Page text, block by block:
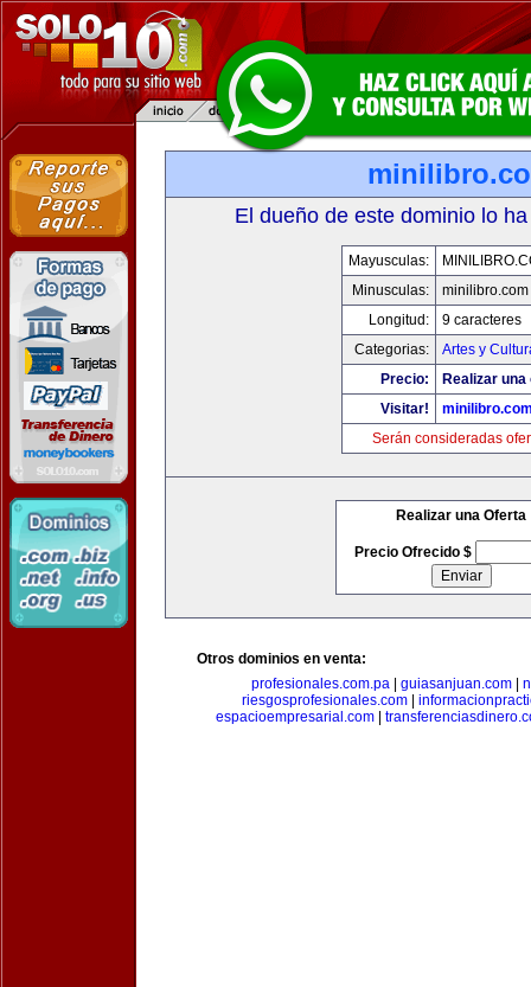
El dueño de este dominio lo
Mayusculas:
Minusculas:
minilibro.com
Longitud:
9 caracteres
Categorias:
Artes y
Precio:
Realizar
Visitar!
Serán consideradas
Realizar una Oferta
Precio Ofrecido $
Otros dominios en venta:
profesionales.com.pa
guiasanjuan.com
riesgosprofesionales.com
espacioempresarial.com